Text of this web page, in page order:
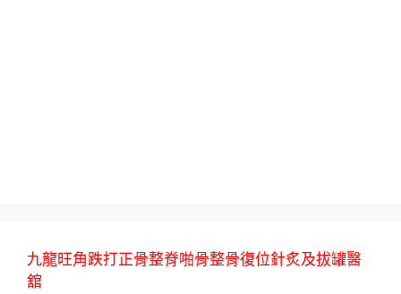
九龍旺角跌打正骨整脊啪骨整骨復位針炙及拔罐醫
舘